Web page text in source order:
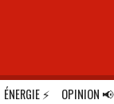
ÉNERGIE⚡ OPINION📢